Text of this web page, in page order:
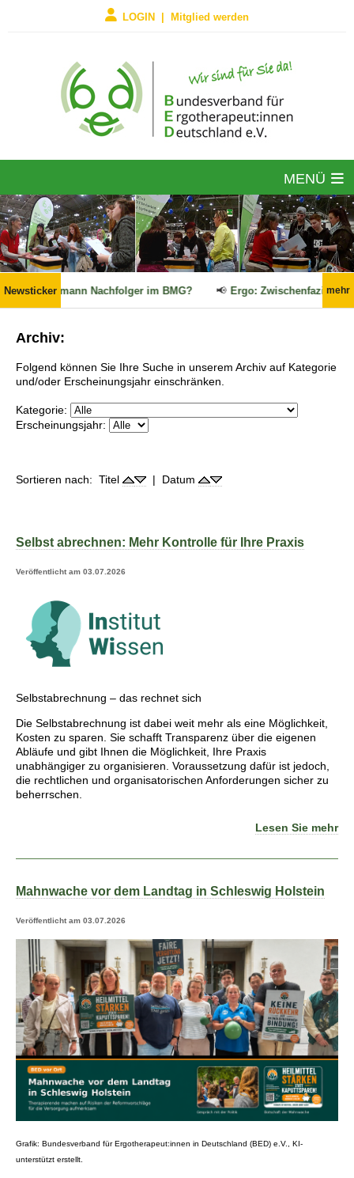
LOGIN | Mitglied werden
MENÜ
Newsticker
Linnemann Nachfolger im BMG? Ergo: Zwischenfazit desmehr
Archiv:
Folgend können Sie Ihre Suche in unserem Archiv auf Kategorie
und/oder Erscheinungsjahr einschränken.
Kategorie:
Erscheinungsjahr:
Sortieren nach: Titel | Datum
Selbst abrechnen: Mehr Kontrolle für Ihre Praxis
Veröffentlicht am 03.07.2026
Selbstabrechnung – das rechnet sich
Die Selbstabrechnung ist dabei weit mehr als eine Möglichkeit,
Kosten zu sparen. Sie schafft Transparenz über die eigenen
Abläufe und gibt Ihnen die Möglichkeit, Ihre Praxis
unabhängiger zu organisieren. Voraussetzung dafür ist jedoch,
die rechtlichen und organisatorischen Anforderungen sicher zu
beherrschen.
Lesen Sie mehr
Mahnwache vor dem Landtag in Schleswig Holstein
Veröffentlicht am 03.07.2026
Grafik: Bundesverband für Ergotherapeut:innen in Deutschland (BED) e.V., KI-
unterstützt erstellt.